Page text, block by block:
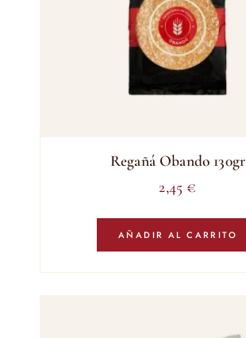
Regañá Obando 130gr
2,45 €
AÑADIR AL CARRITO